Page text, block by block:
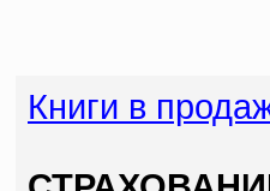
Книги в